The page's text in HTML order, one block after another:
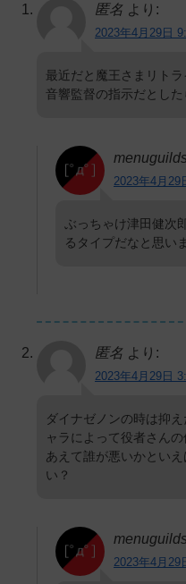
匿名 より:
2023年4月29日
最近だと魔王さまリト
音響監督の指示だとし
2023年4月29
ぶっちゃけ津田健次
るタイプだなと思い
匿名 より:
2023年4月29日
ダイナゼノンの時は抑
ャラによって役者さん
あえて誰が悪いかとい
い？
2023年4月29